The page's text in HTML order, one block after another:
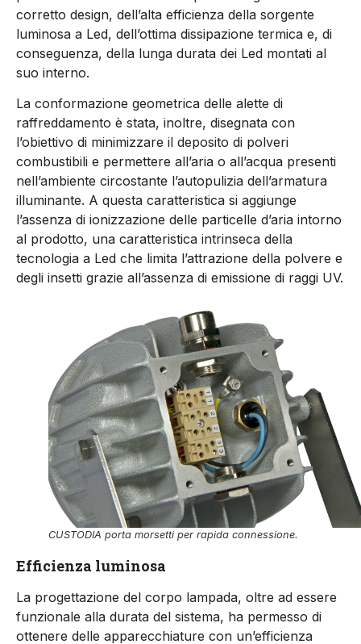
corretto design, dell’alta efficienza della sorgente
luminosa a Led, dell’ottima dissipazione termica e, di
conseguenza, della lunga durata dei Led montati al
suo interno.
La conformazione geometrica delle alette di
raffreddamento è stata, inoltre, disegnata con
l’obiettivo di minimizzare il deposito di polveri
combustibili e permettere all’aria o all’acqua presenti
nell’ambiente circostante l’autopulizia dell’armatura
illuminante. A questa caratteristica si aggiunge
l’assenza di ionizzazione delle particelle d’aria intorno
al prodotto, una caratteristica intrinseca della
tecnologia a Led che limita l’attrazione della polvere e
degli insetti grazie all’assenza di emissione di raggi UV.
CUSTODIA porta morsetti per rapida connessione.
Efficienza luminosa
La progettazione del corpo lampada, oltre ad essere
funzionale alla durata del sistema, ha permesso di
ottenere delle apparecchiature con un’efficienza